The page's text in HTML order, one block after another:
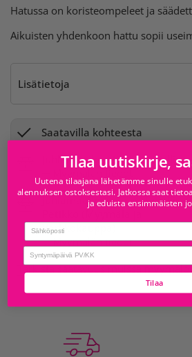
Hatussa on koristeompeleet ja
Aikuisten yhdenkoon hattu sopii
Lisätietoja
Saatavilla kohteesta
Juhlamaailma Redi
Juhlamaailma
Verkkokauppa)
Myymälän tiedot
Tarkista saatavuus muissa
Tilaa uutiskirje,
Uutena tilaajana lähetämme sinulle
alennuksen ostoksestasi. Jatkossa saat
ja eduista ensimmäisten
Email
birthday
Tilaa